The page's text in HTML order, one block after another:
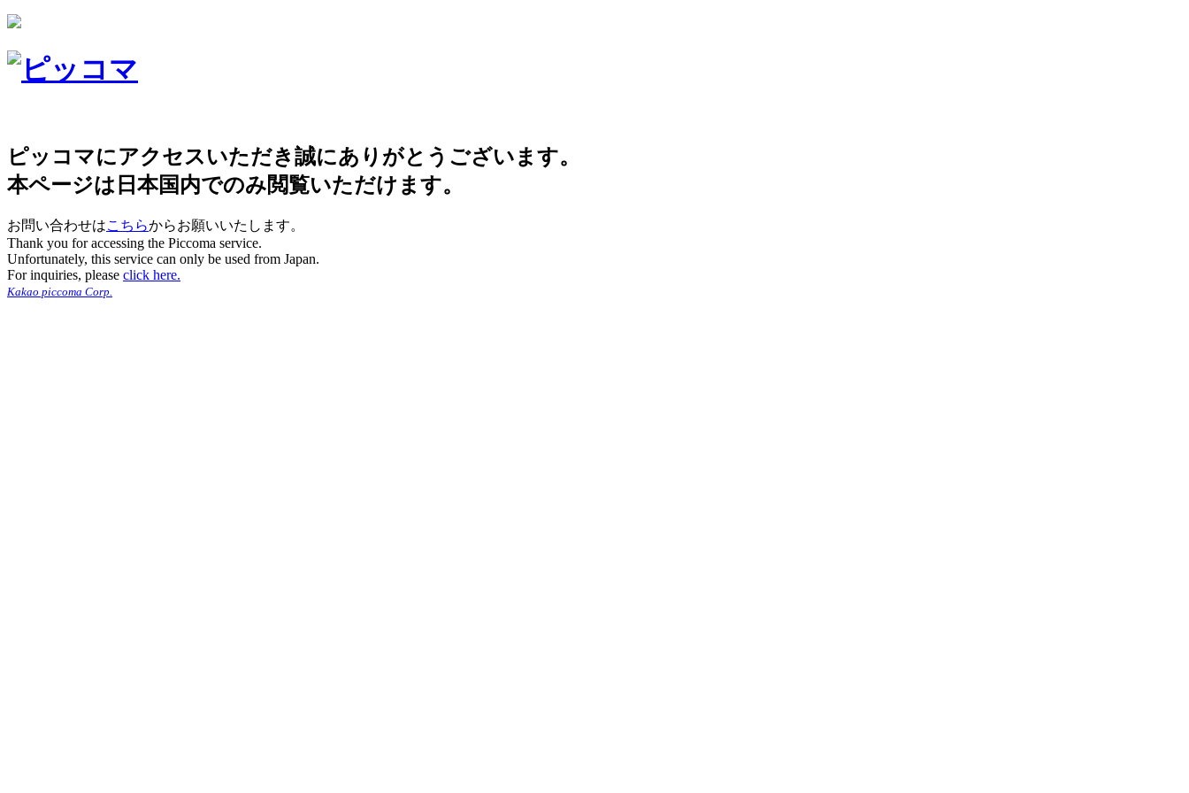
ピッコマにアクセスいただき誠にありがとうございます。
本ページは日本国内でのみ閲覧いただけます。
お問い合わせはこちらからお願いいたします。
Thank you for accessing the Piccoma service.
Unfortunately, this service can only be used from Japan.
For inquiries, please click here.
Kakao piccoma Corp.